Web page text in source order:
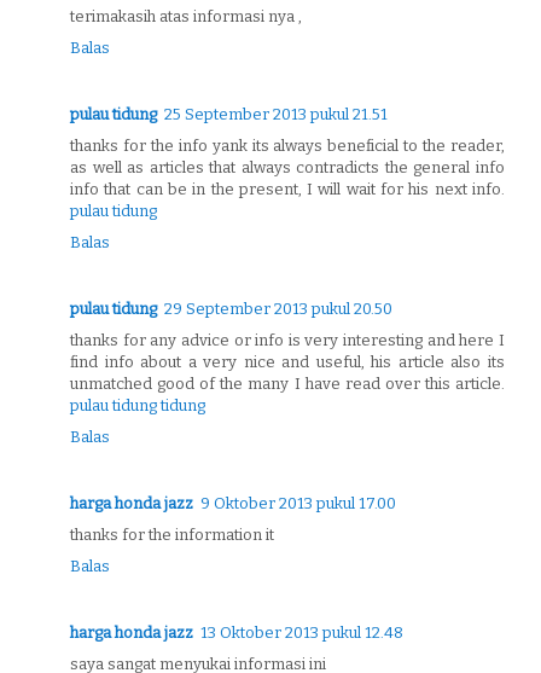
terimakasih atas informasi nya ,
Balas
pulau tidung 25 September 2013 pukul 21.51
thanks for the info yank its always beneficial to the reader,
as well as articles that always contradicts the general info
info that can be in the present, I will wait for his next info.
pulau tidung
Balas
pulau tidung 29 September 2013 pukul 20.50
thanks for any advice or info is very interesting and here I
find info about a very nice and useful, his article also its
unmatched good of the many I have read over this article.
pulau tidung tidung
Balas
harga honda jazz 9 Oktober 2013 pukul 17.00
thanks for the information it
Balas
harga honda jazz 13 Oktober 2013 pukul 12.48
saya sangat menyukai informasi ini